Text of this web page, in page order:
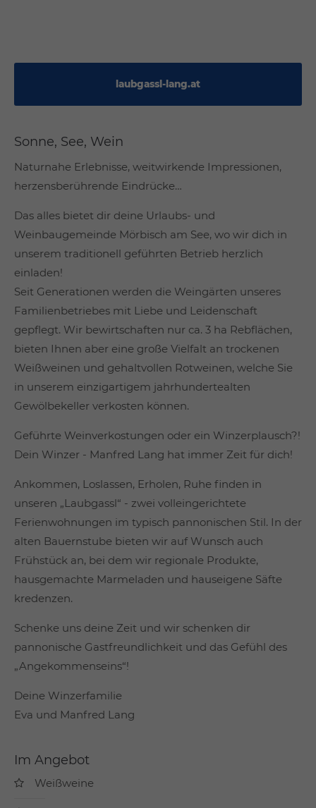
laubgassl-lang.at
Sonne, See, Wein
Naturnahe Erlebnisse, weitwirkende Impressionen,
herzensberührende Eindrücke…
Das alles bietet dir deine Urlaubs- und
Weinbaugemeinde Mörbisch am See, wo wir dich in
unserem traditionell geführten Betrieb herzlich
einladen!
Seit Generationen werden die Weingärten unseres
Familienbetriebes mit Liebe und Leidenschaft
gepflegt. Wir bewirtschaften nur ca. 3 ha Rebflächen,
bieten Ihnen aber eine große Vielfalt an trockenen
Weißweinen und gehaltvollen Rotweinen, welche Sie
in unserem einzigartigem jahrhundertealten
Gewölbekeller verkosten können.
Geführte Weinverkostungen oder ein Winzerplausch?!
Dein Winzer - Manfred Lang hat immer Zeit für dich!
Ankommen, Loslassen, Erholen, Ruhe finden in
unseren „Laubgassl“ - zwei volleingerichtete
Ferienwohnungen im typisch pannonischen Stil. In der
alten Bauernstube bieten wir auf Wunsch auch
Frühstück an, bei dem wir regionale Produkte,
hausgemachte Marmeladen und hauseigene Säfte
kredenzen.
Schenke uns deine Zeit und wir schenken dir
pannonische Gastfreundlichkeit und das Gefühl des
„Angekommenseins“!
Deine Winzerfamilie
Eva und Manfred Lang
Im Angebot
Weißweine